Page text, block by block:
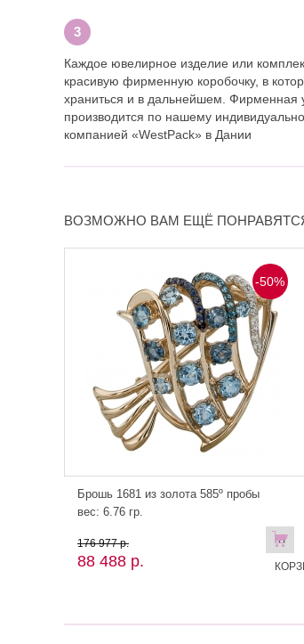
Каждое ювелирное изделие или
красивую фирменную коробочку, в
храниться и в дальнейшем. Фирменная
производится по нашему
компанией «WestPack» в Дании
ВОЗМОЖНО ВАМ ЕЩЁ
-50%
Брошь 1681 из золота 585º пробы
вес: 6.76 гр.
176 977 р.
88 488 р.
В